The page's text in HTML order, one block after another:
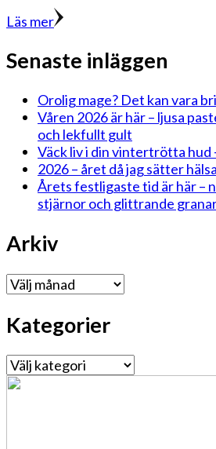
Läs mer
Senaste inläggen
Orolig mage? Det kan vara
Våren 2026 är här – ljusa
och lekfullt gult
Väck liv i din vintertrötta hud
2026 – året då jag sätter
Årets festligaste tid är här –
stjärnor och glittrande
Arkiv
Arkiv
Kategorier
Kategorier